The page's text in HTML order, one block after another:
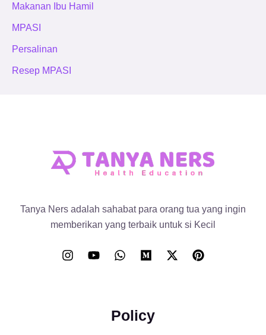
Makanan Ibu Hamil
MPASI
Persalinan
Resep MPASI
Tanya Ners adalah sahabat para orang tua yang ingin
memberikan yang terbaik untuk si Kecil
Policy